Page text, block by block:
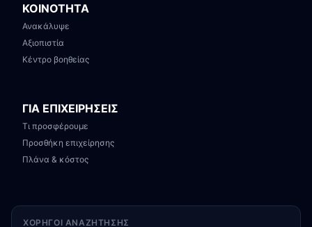
ΚΟΙΝΟΤΗΤΑ
Ανακάλυψε
Αξιοπιστία
Κέντρο βοηθείας
ΓΙΑ ΕΠΙΧΕΙΡΗΣΕΙΣ
Τι προσφέρουμε
Προσθήκη επιχείρησης
Πλάνα & κόστος
ΧΟΡΗΓΟΊ ΑΝΑΖΉΤΗΣΗΣ